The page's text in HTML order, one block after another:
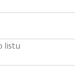
listu